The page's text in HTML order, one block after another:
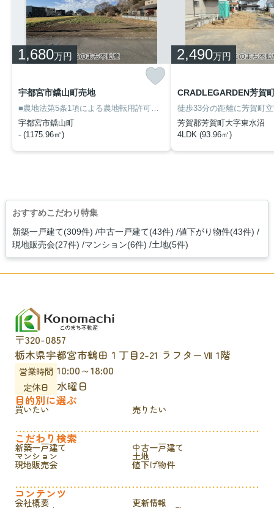
1,680万円
宇都宮市鐺山町売地
■都市計画法第34条14号（長
宇都宮市鐺山町
- (1175.96㎡)
2,490万円
芳賀郡芳賀町大字東水沼
4LDK (93.96㎡)
おすすめこだわり特集
新築一戸建て(309件) 中古一戸建て(43件) 値下がり物件(43件)
現地販売会(27件) マンション(6件) 土地(5件)
〒320-0857
栃木県宇都宮市鶴田１丁目2-21 ラフターⅦ 1階
営業時間 10:00～18:00
定休日
水曜日
目的別に選ぶ
買いたい 売りたい
こだわり検索
新築一戸建て 中古一戸建て
マンション 土地
現地販売会 値下げ物件
コンテンツ
会社概要 更新情報